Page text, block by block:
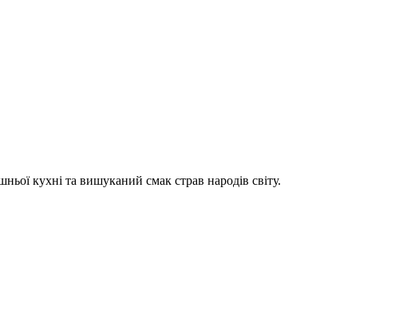
кухні та вишуканий смак страв народів світу.